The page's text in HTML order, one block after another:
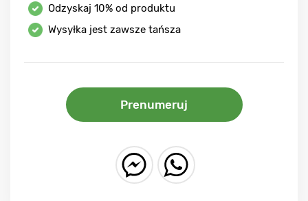
Odzyskaj 10% od produktu
Wysyłka jest zawsze tańsza
Prenumeruj